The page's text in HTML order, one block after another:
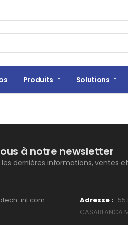
Produits Solutions
à notre newsletter
dernières informations, ventes
int.com Adresse : 55
CASABLANCA